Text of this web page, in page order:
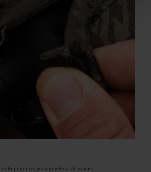
pertence às seguintes categorias: